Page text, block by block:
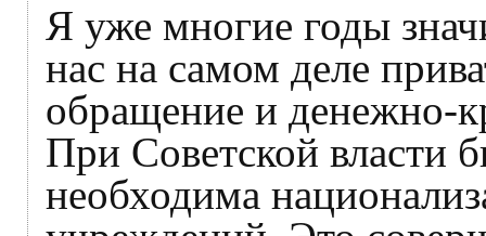
Я уже многие годы
нас на самом деле
обращение и денежно-
При Советской власти
необходима